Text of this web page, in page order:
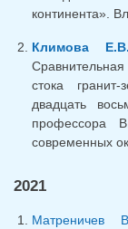
континента».
Климова Е.В.
Сравнительная
стока
двадцать
профессора
современных
2021
Матреничев